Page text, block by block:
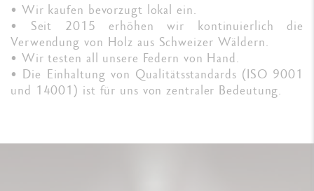
• Wir kaufen bevorzugt lokal ein.
• Seit 2015 erhöhen wir kontinuierlich die
Verwendung von Holz aus Schweizer Wäldern.
• Wir testen all unsere Federn von Hand.
• Die Einhaltung von Qualitätsstandards (ISO 9001
und 14001) ist für uns von zentraler Bedeutung.